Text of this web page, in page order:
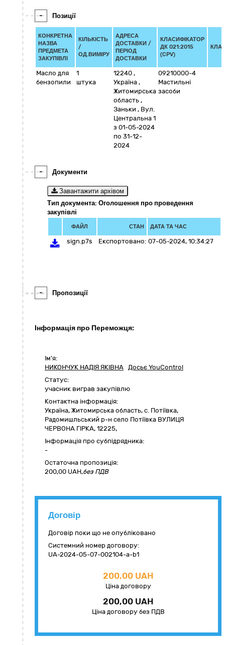
- Позиції
КОНКРЕТНА
НАЗВА
ПРЕДМЕТА
ЗАКУПІВЛІ
КІЛЬКІСТЬ
/
ОД.ВИМІРУ
АДРЕСА
ДОСТАВКИ /
ПЕРІОД
ДОСТАВКИ
КЛАСИФІКАТОР
ДК 021:2015
(CPV)
Масло для
бензопили
1
штука
12240 ,
Україна ,
Житомирська
область ,
Заньки , Вул.
Центральна 1
з 01-05-2024
по 31-12-
2024
09210000-4
Мастильні
засоби
- Документи
Завантажити архівом
Тип документа: Оголошення про проведення
закупівлі
ФАЙЛ СТАН ДАТА ТА ЧАС
sign.p7s Експортовано: 07-05-2024, 10:34:27
- Пропозиції
Інформація про Переможця:
Ім'я:
НИКОНЧУК НАДІЯ ЯКІВНА Досьє YouControl
Статус:
учасник виграв закупівлю
Контактна інформація:
Україна, Житомирська область, с. Потіївка,
Радомишльський р-н село Потіївка ВУЛИЦЯ
ЧЕРВОНА ГІРКА, 12225,
Інформація про субпідрядника:
-
Остаточна пропозиція:
200,00 UAH,без ПДВ
Договір
Договір поки що не опубліковано
Системний номер договору:
UA-2024-05-07-002104-a-b1
200,00 UAH
Ціна договору
200,00 UAH
Ціна договору без ПДВ